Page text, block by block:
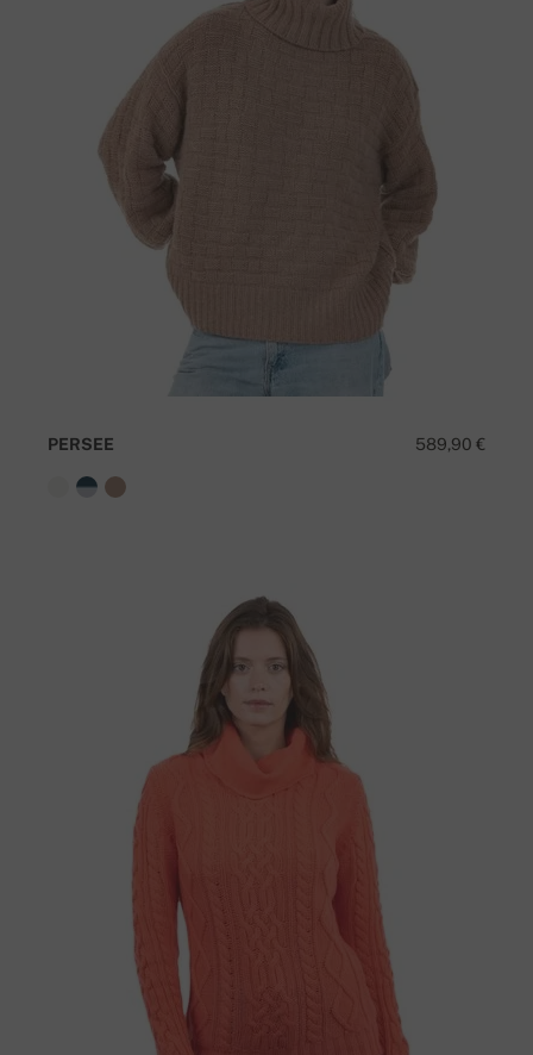
589,90 €
PERSEE